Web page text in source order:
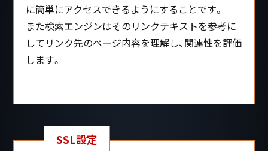
に簡単にアクセスできるようにすることです。
また検索エンジンはそのリンクテキストを参考に
してリンク先のページ内容を理解し、関連性を評価
します。
SSL設定